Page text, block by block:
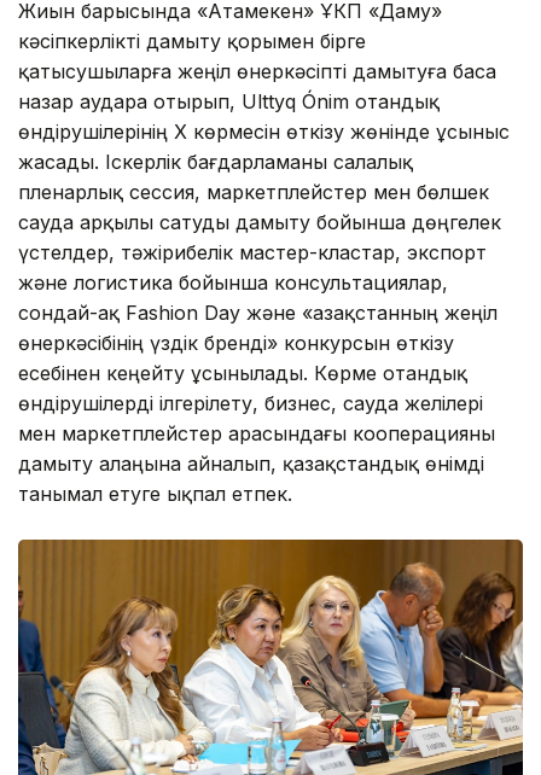
Жиын барысында «Атамекен» ҰКП «Даму»
кәсіпкерлікті дамыту қорымен бірге
қатысушыларға жеңіл өнеркәсіпті дамытуға баса
назар аудара отырып, Ulttyq Ónim отандық
өндірушілерінің X көрмесін өткізу жөнінде ұсыныс
жасады. Іскерлік бағдарламаны салалық
пленарлық сессия, маркетплейстер мен бөлшек
сауда арқылы сатуды дамыту бойынша дөңгелек
үстелдер, тәжірибелік мастер-кластар, экспорт
және логистика бойынша консультациялар,
сондай-ақ Fashion Day және «Қазақстанның жеңіл
өнеркәсібінің үздік бренді» конкурсын өткізу
есебінен кеңейту ұсынылады. Көрме отандық
өндірушілерді ілгерілету, бизнес, сауда желілері
мен маркетплейстер арасындағы кооперацияны
дамыту алаңына айналып, қазақстандық өнімді
танымал етуге ықпал етпек.